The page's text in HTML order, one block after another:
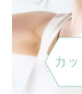
例えば、カウ
聞き取ってく
期待できます。
仕上がり後の